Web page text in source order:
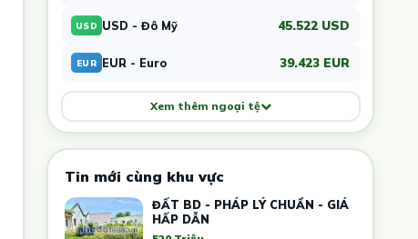
USD USD - Đô Mỹ 45.522 USD
EUR EUR - Euro 39.423 EUR
Xem thêm ngoại tệ
Tin mới cùng khu vực
ĐẤT BD - PHÁP LÝ CHUẨN - GIÁ
HẤP DẪN